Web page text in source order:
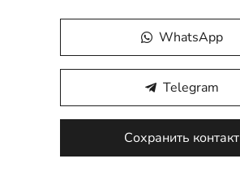
WhatsApp
Telegram
Сохранить контакт